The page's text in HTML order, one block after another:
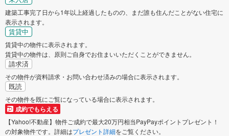
建築工事完了日から1年以上経過したものの、まだ誰も住んだことがない住宅に
表示されます。
賃貸中
賃貸中の物件に表示されます。
賃貸中の物件は、原則ご自身でお住まいいただくことができません。
請求済
その物件が資料請求・お問い合わせ済みの場合に表示されます。
既読
その物件を既にご覧になっている場合に表示されます。
成約でもらえる
【Yahoo!不動産】物件ご成約で最大20万円相当PayPayポイントプレゼント！
の対象物件です。詳細はプレゼント詳細をご覧ください。